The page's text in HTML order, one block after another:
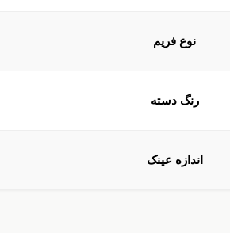
نوع فریم
رنگ دسته
اندازه عینک